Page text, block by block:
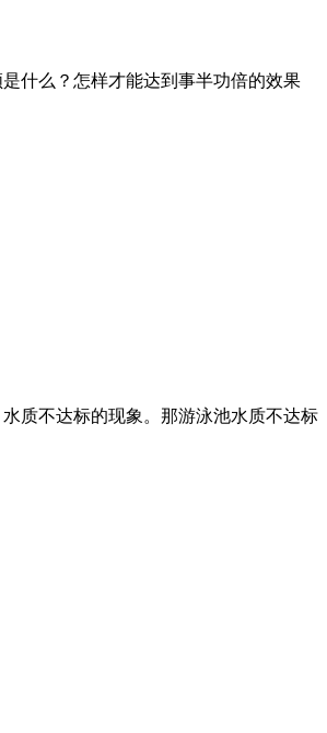
什么？怎样才能达到事半功倍的效果
质不达标的现象。那游泳池水质不达标